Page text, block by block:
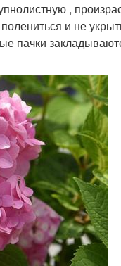
,
и не
пачки